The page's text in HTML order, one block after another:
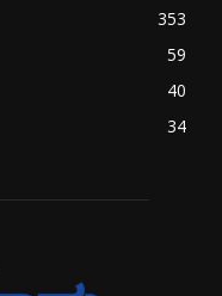
353
59
40
34